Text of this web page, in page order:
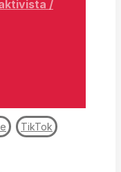
/
TikTok